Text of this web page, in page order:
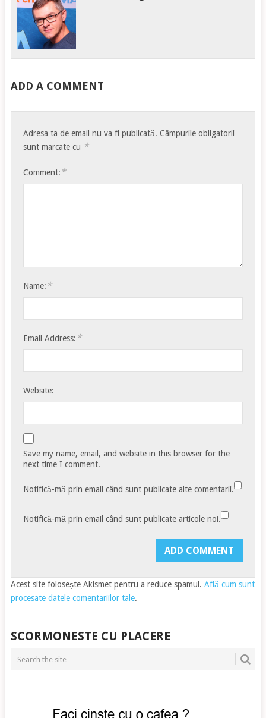
ADD A COMMENT
Adresa ta de email nu va fi publicată. Câmpurile obligatorii
sunt marcate cu *
Comment: *
Name: *
Email Address: *
Website:
Save my name, email, and website in this browser for the
next time I comment.
Notifică-mă prin email când sunt publicate alte comentarii.
Notifică-mă prin email când sunt publicate articole noi.
Acest site folosește Akismet pentru a reduce spamul. Află cum sunt
procesate datele comentariilor tale.
SCORMONESTE CU PLACERE